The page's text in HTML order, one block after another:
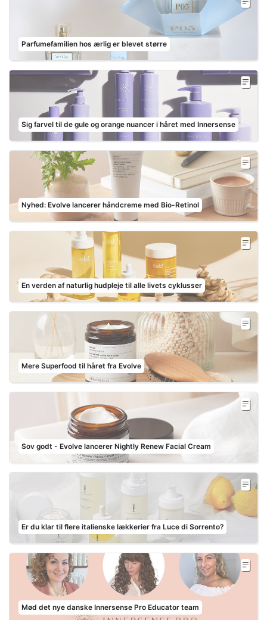
Parfumefamilien hos ærlig er blevet større
Sig farvel til de gule og orange nuancer i håret med Innersense
Nyhed: Evolve lancerer håndcreme med Bio-Retinol
En verden af naturlig hudpleje til alle livets cyklusser
Mere Superfood til håret fra Evolve
Sov godt - Evolve lancerer Nightly Renew Facial Cream
Er du klar til flere italienske lækkerier fra Luce di Sorrento?
Mød det nye danske Innersense Pro Educator team